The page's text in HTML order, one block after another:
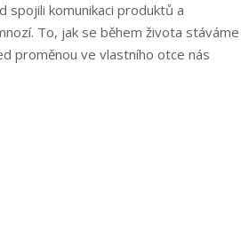
spojili komunikaci produktů a
To, jak se během života stáváme
proměnou ve vlastního otce nás